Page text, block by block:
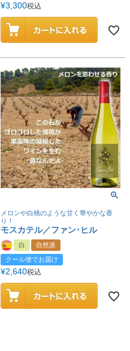
¥3,300税込
メロンや白桃のような甘く華やかな香
り！
モスカテル／ファン･ヒル
白
自然派
クール便でお届け
¥2,640税込